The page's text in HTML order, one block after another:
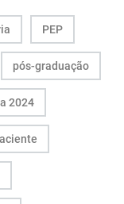
PEP
pós-graduação
2024